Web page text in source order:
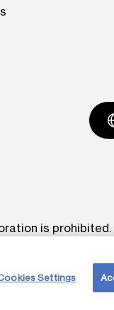
is prohibited.
Settings